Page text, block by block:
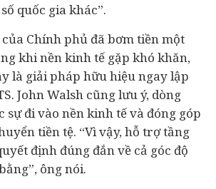
quốc gia khác”.
Chính phủ đã bơm tiền một
khi nền kinh tế gặp khó khăn,
là giải pháp hữu hiệu ngay lập
John Walsh cũng lưu ý, dòng
sự đi vào nền kinh tế và đóng góp
tiền tệ. “Vì vậy, hỗ trợ tầng
định đúng đắn về cả góc độ
ông nói.